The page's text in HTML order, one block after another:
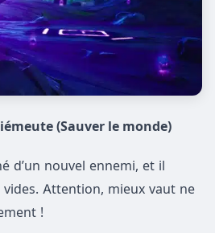
(Sauver le monde)
d’un nouvel ennemi, et il
vides. Attention, mieux vaut ne
!